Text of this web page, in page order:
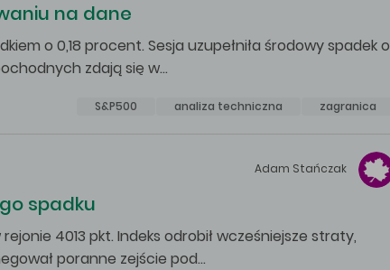
na dane
o 0,18 procent. Sesja uzupełniła środowy spadek o
zdają się w…
S&P500 analiza techniczna zagranica
Adam Stańczak
spadku
4013 pkt. Indeks odrobił wcześniejsze straty,
poranne zejście pod…